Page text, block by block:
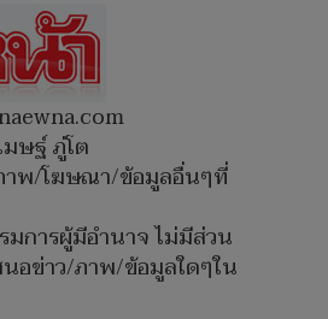
ษฐ์ ภู่โต
พ/โฆษณา/ข้อมูลอื่นๆที่
มการผู้มีอำนาจ ไม่มีส่วน
นอข่าว/ภาพ/ข้อมูลใดๆใน